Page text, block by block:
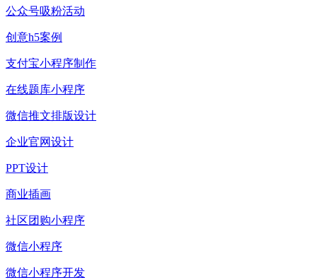
公众号吸粉活动
创意h5案例
支付宝小程序制作
在线题库小程序
微信推文排版设计
企业官网设计
PPT设计
商业插画
社区团购小程序
微信小程序
微信小程序开发